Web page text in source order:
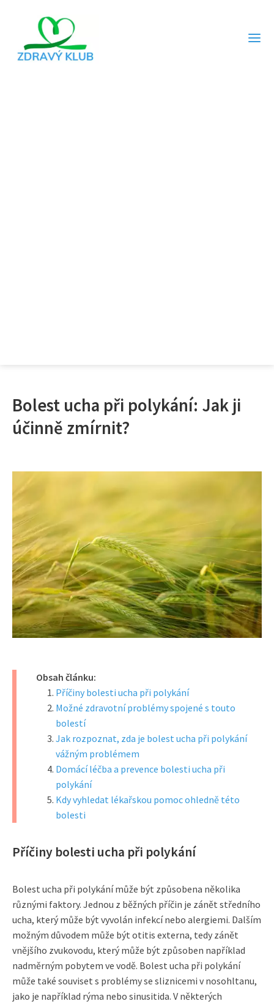
Bolest ucha při polykání: Jak ji
účinně zmírnit?
Obsah článku:
Příčiny bolesti ucha při polykání
Možné zdravotní problémy spojené s touto
bolestí
Jak rozpoznat, zda je bolest ucha při polykání
vážným problémem
Domácí léčba a prevence bolesti ucha při
polykání
Kdy vyhledat lékařskou pomoc ohledně této
bolesti
Příčiny bolesti ucha při polykání
Bolest ucha při polykání může být způsobena několika
různými faktory. Jednou z běžných příčin je zánět středního
ucha, který může být vyvolán infekcí nebo alergiemi. Dalším
možným důvodem může být otitis externa, tedy zánět
vnějšího zvukovodu, který může být způsoben například
nadměrným pobytem ve vodě. Bolest ucha při polykání
může také souviset s problémy se sliznicemi v nosohltanu,
jako je například rýma nebo sinusitida. V některých